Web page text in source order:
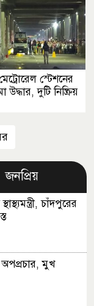
স্টেশনের
উদ্ধার, দুটি নিষ্ক্রিয়
জনপ্রিয়
চাঁদপুরের
অপপ্রচার, মুখ